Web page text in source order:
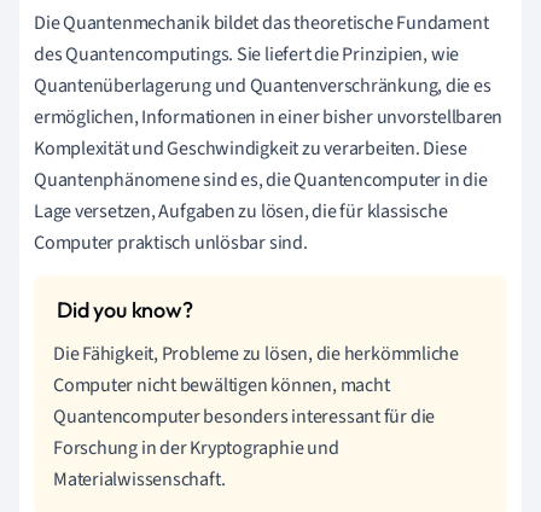
Die Quantenmechanik bildet das theoretische Fundament
des Quantencomputings. Sie liefert die Prinzipien, wie
Quantenüberlagerung und Quantenverschränkung, die es
ermöglichen, Informationen in einer bisher unvorstellbaren
Komplexität und Geschwindigkeit zu verarbeiten. Diese
Quantenphänomene sind es, die Quantencomputer in die
Lage versetzen, Aufgaben zu lösen, die für klassische
Computer praktisch unlösbar sind.
Die Fähigkeit, Probleme zu lösen, die herkömmliche
Computer nicht bewältigen können, macht
Quantencomputer besonders interessant für die
Forschung in der Kryptographie und
Materialwissenschaft.